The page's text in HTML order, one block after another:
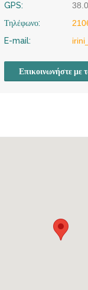
GPS:
Τηλέφωνο:
E-mail:
Επικοινωνήστε με